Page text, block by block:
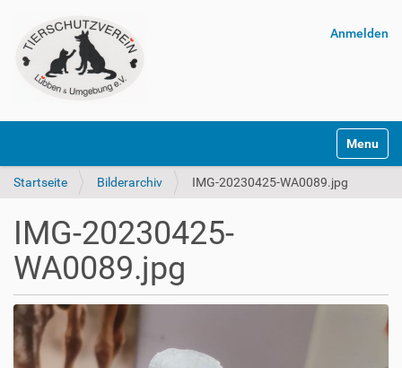
Anmelden
Startseite Bilderarchiv IMG-20230425-WA0089.jpg
IMG-20230425-
WA0089.jpg